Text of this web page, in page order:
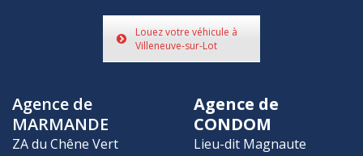
Louez votre véhicule à
Villeneuve-sur-Lot
Agence de
MARMANDE
ZA du Chêne Vert
Agence de
CONDOM
Lieu-dit Magnaute